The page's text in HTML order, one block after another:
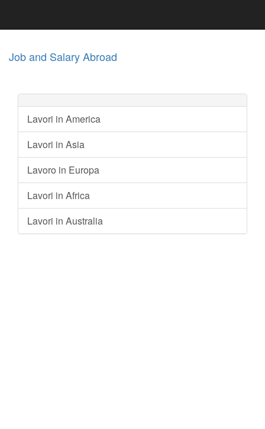
Job and Salary Abroad
Lavori in America
Lavori in Asia
Lavoro in Europa
Lavori in Africa
Lavori in Australia